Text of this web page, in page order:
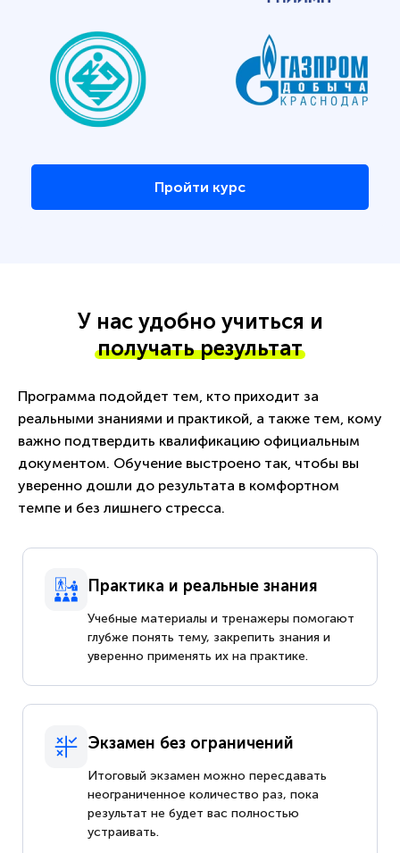
Пройти курс
У нас удобно учиться и
получать результат
Программа подойдет тем, кто приходит за
реальными знаниями и практикой, а также тем, кому
важно подтвердить квалификацию официальным
документом. Обучение выстроено так, чтобы вы
уверенно дошли до результата в комфортном
темпе и без лишнего стресса.
Практика и реальные знания
Учебные материалы и тренажеры помогают
глубже понять тему, закрепить знания и
уверенно применять их на практике.
Экзамен без ограничений
Итоговый экзамен можно пересдавать
неограниченное количество раз, пока
результат не будет вас полностью
устраивать.